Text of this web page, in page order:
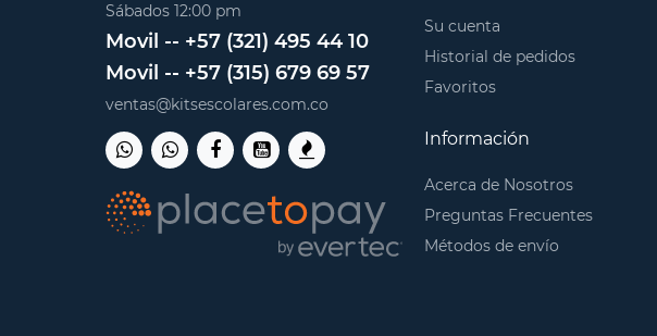
Sábados 12:00 pm
Movil -- +57 (321) 495 44 10
Movil -- +57 (315) 679 69 57
ventas@kitsescolares.com.co
Su cuenta
Historial de pedidos
Favoritos
Información
Acerca de Nosotros
Preguntas Frecuentes
Métodos de envío